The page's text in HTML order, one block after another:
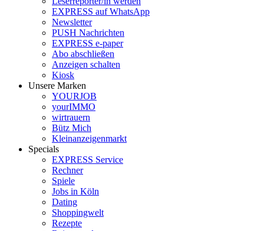
EXPRESS auf WhatsApp
Newsletter
PUSH Nachrichten
EXPRESS e-paper
Abo abschließen
Anzeigen schalten
Kiosk
Unsere Marken
YOURJOB
yourIMMO
wirtrauern
Bütz Mich
Kleinanzeigenmarkt
Specials
EXPRESS Service
Rechner
Spiele
Jobs in Köln
Dating
Shoppingwelt
Rezepte